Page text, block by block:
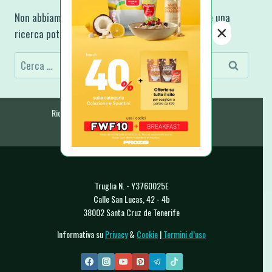
Non abbiamo trovato ciò che stai cercando, forse una
ricerca potrebbe aiutarti.
Ricerca
per:
Ricette Fit e Light Ricette A-Z
E-Book & Libri
Raccolte & Guide
Chi Sono Contatti
Truglia N. - Y3760025E
Calle San Lucas, 42 - 4b
38002 Santa Cruz de Tenerife
Informativa suPrivacy& Cookie|Termini d’uso
×